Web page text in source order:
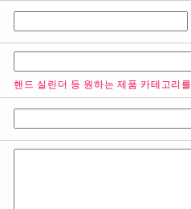
핸드 실린더 등 원하는 제품 카테고리